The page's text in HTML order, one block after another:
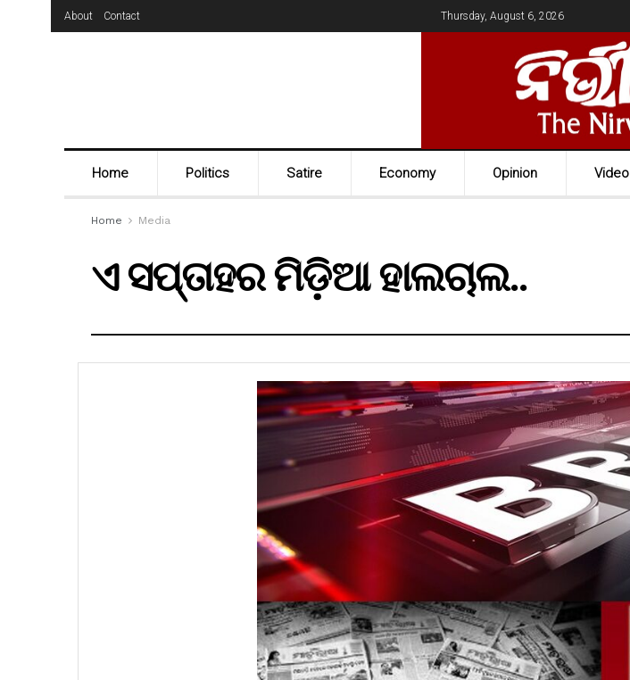
About Contact Thursday, August 6, 2026
Home Politics Satire Economy Opinion Video
Home Media
ଏ ସପ୍ତାହର ମିଡ଼ିଆ ହାଲଚାଲ..